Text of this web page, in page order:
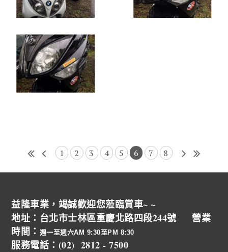
1 2 3 4 5 6 7 8
益隆車業，竭誠歡迎您蒞臨賞車~ ~
地址：台北市士林區重慶北路四段244號 營業
時間： 週一至週六AM 9:30至PM 8:30
服務電話：(02) 2812 - 7500